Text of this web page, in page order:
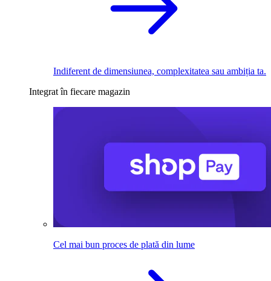
Indiferent de dimensiunea, complexitatea sau ambiția ta.
Integrat în fiecare magazin
Cel mai bun proces de plată din lume